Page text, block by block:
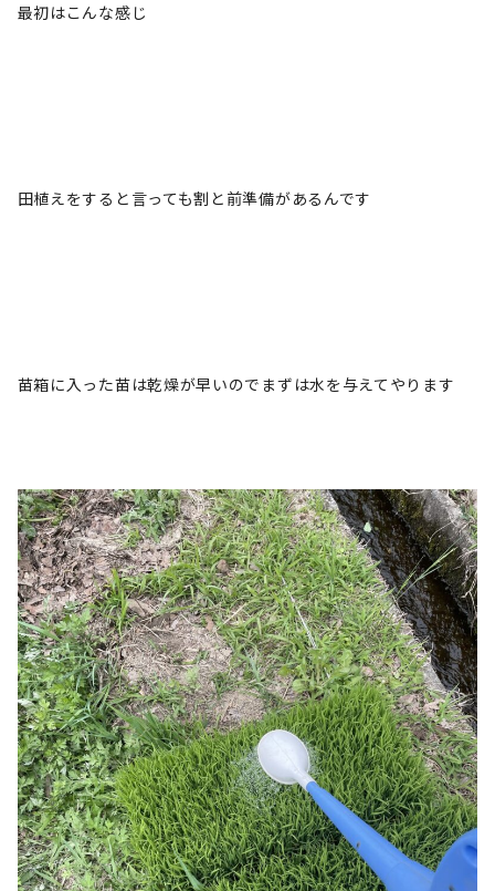
最初はこんな感じ
田植えをすると言っても割と前準備があるんです
苗箱に入った苗は乾燥が早いのでまずは水を与えてやります